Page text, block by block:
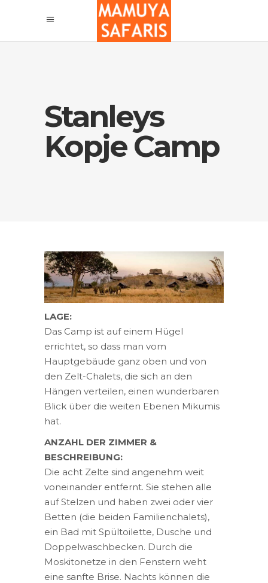
Stanleys
Kopje Camp
LAGE:
Das Camp ist auf einem Hügel
errichtet, so dass man vom
Hauptgebäude ganz oben und von
den Zelt-Chalets, die sich an den
Hängen verteilen, einen wunderbaren
Blick über die weiten Ebenen Mikumis
hat.
ANZAHL DER ZIMMER &
BESCHREIBUNG:
Die acht Zelte sind angenehm weit
voneinander entfernt. Sie stehen alle
auf Stelzen und haben zwei oder vier
Betten (die beiden Familienchalets),
ein Bad mit Spültoilette, Dusche und
Doppelwaschbecken. Durch die
Moskitonetze in den Fenstern weht
eine sanfte Brise. Nachts können die